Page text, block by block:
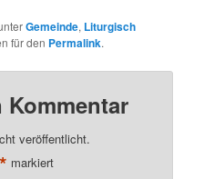
Gemeinde, Liturgisch
für den Permalink.
Kommentar
veröffentlicht.
* markiert